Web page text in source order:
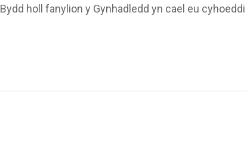
Bydd holl fanylion y Gynhadledd yn cael eu cyhoeddi